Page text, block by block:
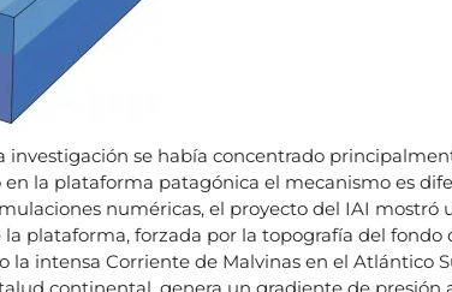
investigación se había concentrado
en la plataforma patagónica el mecanismo es
numéricas, el proyecto del IAI mostró
plataforma, forzada por la topografía del fondo
la intensa Corriente de Malvinas en el Atlántico